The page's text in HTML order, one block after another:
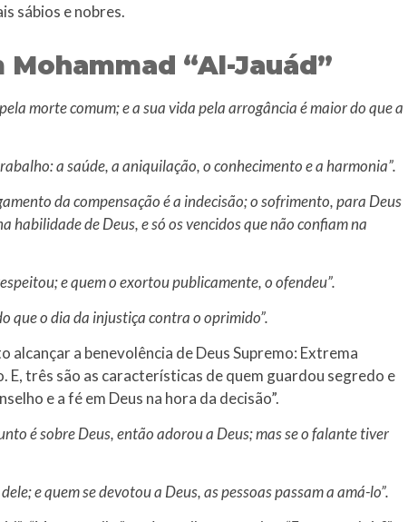
sábios e nobres.
“Al-Jauád”
morte comum; e a sua vida pela arrogância é maior do que a
a saúde, a aniquilação, o conhecimento e a harmonia”.
da compensação é a indecisão; o sofrimento, para Deus
habilidade de Deus, e só os vencidos que não confiam na
e quem o exortou publicamente, o ofendeu”.
que o dia da injustiça contra o oprimido”.
a benevolência de Deus Supremo: Extrema
três são as características de quem guardou segredo e
e a fé em Deus na hora da decisão”.
é sobre Deus, então adorou a Deus; mas se o falante tiver
e quem se devotou a Deus, as pessoas passam a amá-lo”.